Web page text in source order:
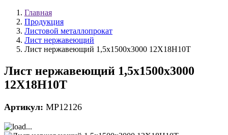
Главная
Продукция
Листовой металлопрокат
Лист нержавеющий
Лист нержавеющий 1,5х1500х3000 12Х18Н10Т
Лист нержавеющий 1,5х1500х3000
12Х18Н10Т
Артикул: MP12126